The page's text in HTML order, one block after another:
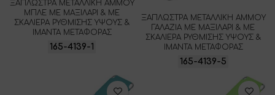
ΞΑΠΛΩΣΤΡΑ ΜΕΤΑΛΛΙΚΗ ΑΜΜΟΥ
ΜΠΛΕ ΜΕ ΜΑΞΙΛΑΡΙ & ΜΕ
ΣΚΑΛΙΕΡΑ ΡΥΘΜΙΣΗΣ ΥΨΟΥΣ &
ΙΜΑΝΤΑ ΜΕΤΑΦΟΡΑΣ
165-4139-1
ΞΑΠΛΩΣΤΡΑ ΜΕΤΑΛΛΙΚΗ ΑΜΜΟΥ
ΓΑΛΑΖΙΑ ΜΕ ΜΑΞΙΛΑΡΙ & ΜΕ
ΣΚΑΛΙΕΡΑ ΡΥΘΜΙΣΗΣ ΥΨΟΥΣ &
ΙΜΑΝΤΑ ΜΕΤΑΦΟΡΑΣ
165-4139-5